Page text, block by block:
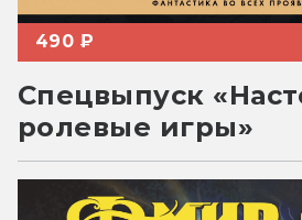
490 ₽
Спецвыпуск
ролевые игры»